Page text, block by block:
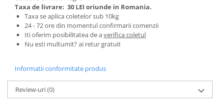
Pentru Casa si Camping
Aragaze, plite, piese butelii de
voiaj
Butelii
Gratare
Pirostrii si accesorii pentru gatit
Taxa de livrare: 30 LEI oriunde in Romania.
Taxa se aplica coletelor sub 10kg
24 - 72 ore din momentul confirmarii comenzii
Iti oferim posibilitatea de averifica coletul
Nu esti multumit? ai retur gratuit
Informatii conformitate produs
Review-uri(0)